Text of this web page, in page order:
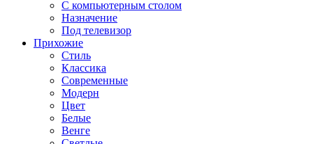
С компьютерным столом
Назначение
Под телевизор
Прихожие
Стиль
Классика
Современные
Модерн
Цвет
Белые
Венге